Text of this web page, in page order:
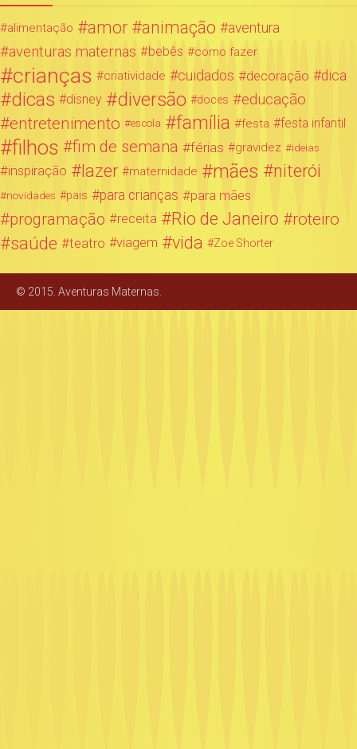
alimentação amor animação aventura
aventuras maternas bebês como fazer
crianças criatividade cuidados decoração dica
dicas disney diversão doces educação
entretenimento escola família festa festa infantil
filhos fim de semana férias gravidez ideias
inspiração lazer maternidade mães niterói
novidades pais para crianças para mães
programação receita Rio de Janeiro roteiro
saúde teatro viagem vida Zoe Shorter
© 2015. Aventuras Maternas.